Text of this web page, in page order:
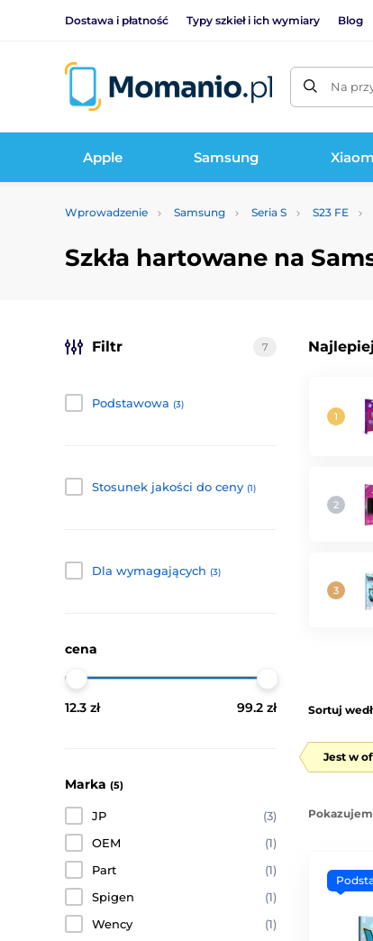
Dostawa i płatność Typy szkieł i ich wymiary Blog
Na
Apple Samsung
Wprowadzenie Samsung Seria S S23 FE
Szkła hartowane na
Filtr 7
Podstawowa (3)
Stosunek jakości do ceny (1)
Dla wymagających (3)
cena
12.3 zł 99.2 zł
Marka (5)
JP
(3)
OEM
(1)
Part
(1)
Spigen
(1)
Wency
(1)
Sortuj
Jest w